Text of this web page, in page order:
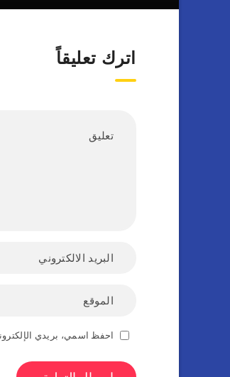
اترك تعليقاً
احفظ اسمي، بريدي